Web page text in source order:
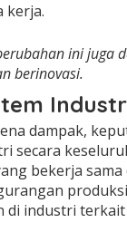
kerja.
ini juga
berinovasi.
dampak,
secara
bekerja
di industri